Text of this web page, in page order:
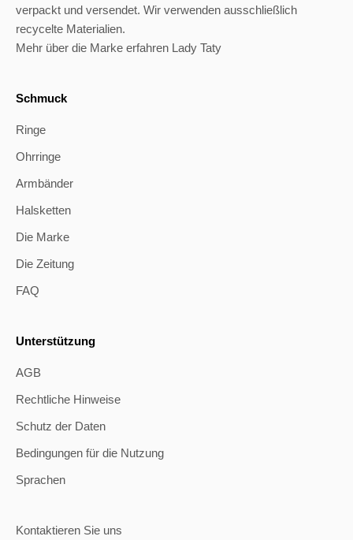
verpackt und versendet. Wir verwenden ausschließlich
recycelte Materialien.
Mehr über die Marke erfahren Lady Taty
Schmuck
Ringe
Ohrringe
Armbänder
Halsketten
Die Marke
Die Zeitung
FAQ
Unterstützung
AGB
Rechtliche Hinweise
Schutz der Daten
Bedingungen für die Nutzung
Sprachen
Kontaktieren Sie uns